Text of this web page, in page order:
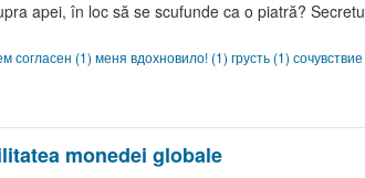
apei, în loc să se scufunde ca o piatră?
согласен (1) меня вдохновило! (1) грусть (1) сочувствие
monedei globale